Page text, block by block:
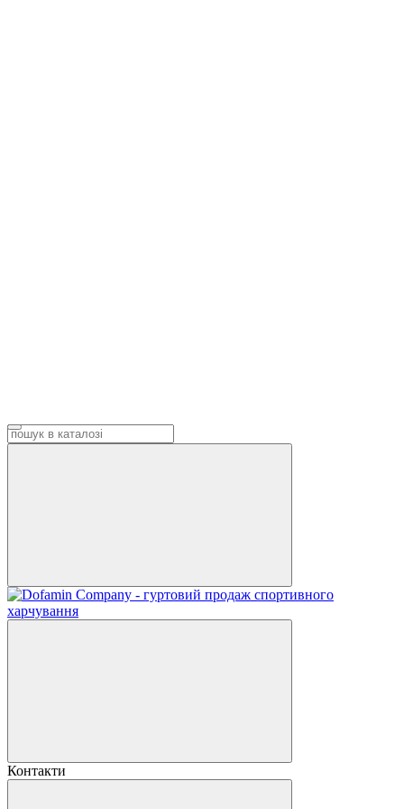
Контакти